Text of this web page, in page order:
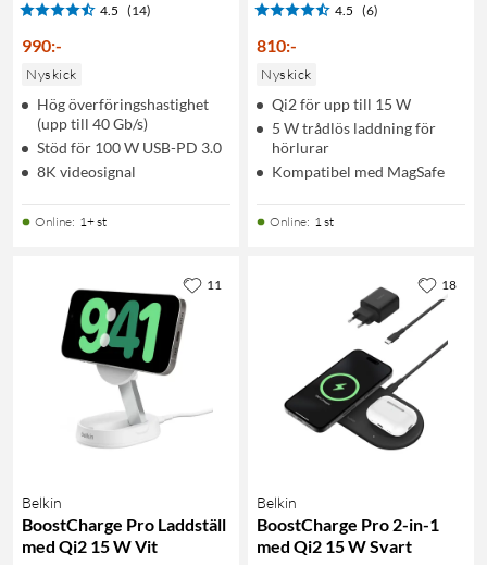
4.5 (14)
990:-
Nyskick
Hög överföringshastighet
(upp till 40 Gb/s)
Stöd för 100 W USB-PD 3.0
8K videosignal
Online: 1+ st
4.5 (6)
810:-
Nyskick
Qi2 för upp till 15 W
5 W trådlös laddning för
hörlurar
Kompatibel med MagSafe
Online: 1 st
Belkin
BoostCharge Pro Laddställ
med Qi2 15 W Vit
11
Belkin
BoostCharge Pro 2-in-1
med Qi2 15 W Svart
18